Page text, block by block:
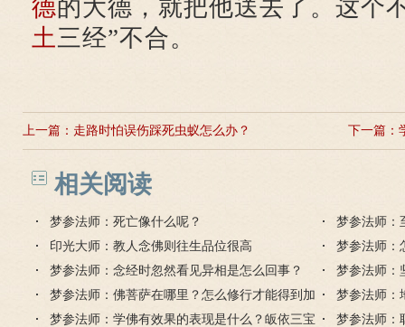
德的大德，就把他送去了。这个
土三经”不合。
上一篇： 走路时怕误伤踩死虫蚁怎么办？ 下一篇：
相关阅读
梦参法师：死亡像什么呢？
梦参法师：
印光大师：教人念佛则往生品位很高
梦参法师：
梦参法师：念经时忽然看见异相是怎么回事？
梦参法师：
藏菩萨？
梦参法师：佛菩萨在哪里？怎么修行才能得到加
持？
梦参法师：
身去了哪里
梦参法师：学佛有效果的表现是什么？皈依三宝
梦参法师：